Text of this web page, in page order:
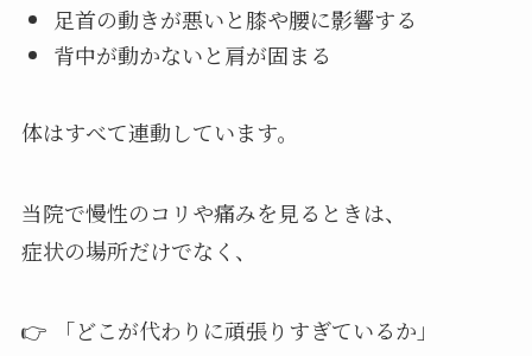
足首の動きが悪いと膝や腰に影響する
背中が動かないと肩が固まる
体はすべて連動しています。
当院で慢性のコリや痛みを見るときは、
症状の場所だけでなく、
👉 「どこが代わりに頑張りすぎているか」